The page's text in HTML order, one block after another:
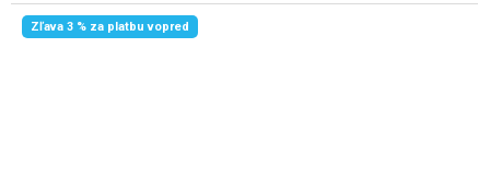
Zľava 3 % za platbu vopred